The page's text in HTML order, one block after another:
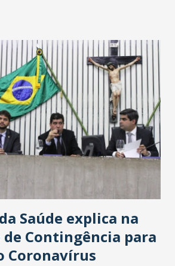
Saúde explica na
de Contingência para
Coronavírus